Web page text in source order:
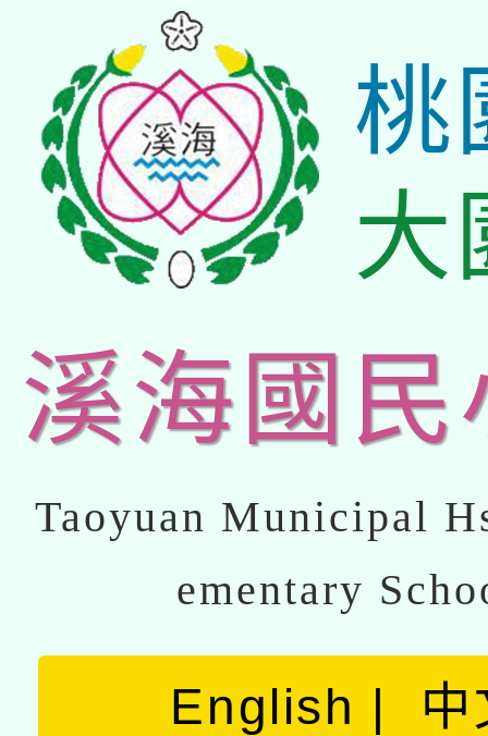
桃
大
溪海國民
Taoyuan Municipal
ementary
English 中